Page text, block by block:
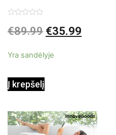
elektrinis
Shiatsu
0
iš
€89.99 €35.99
Yra sandėlyje
Į krepšelį